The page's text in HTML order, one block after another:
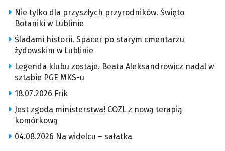
Nie tylko dla przyszłych przyrodników. Święto
Botaniki w Lublinie
Śladami historii. Spacer po starym cmentarzu
żydowskim w Lublinie
Legenda klubu zostaje. Beata Aleksandrowicz nadal w
sztabie PGE MKS-u
18.07.2026 Frik
Jest zgoda ministerstwa! COZL z nową terapią
komórkową
04.08.2026 Na widelcu – sałatka